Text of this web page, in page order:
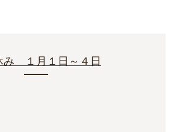
み １月１日～４日